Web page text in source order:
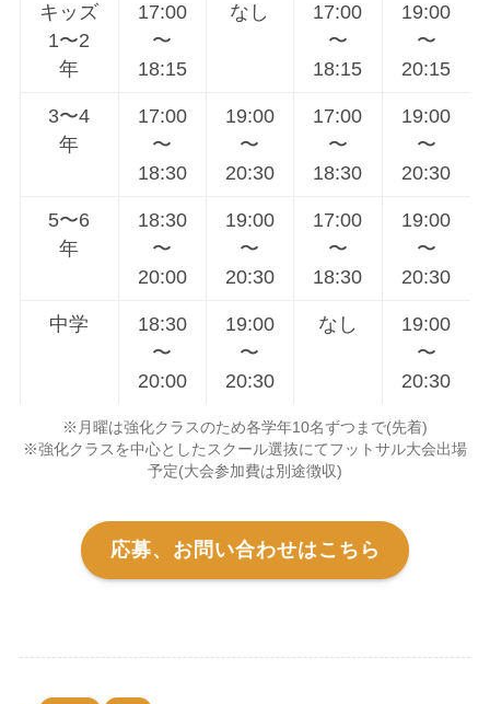
キッズ
1〜2
年
17:00
〜
18:15
なし
17:00
〜
18:15
19:00
〜
20:15
3〜4
年
17:00
〜
18:30
19:00
〜
20:30
17:00
〜
18:30
19:00
〜
20:30
5〜6
年
18:30
〜
20:00
19:00
〜
20:30
17:00
〜
18:30
19:00
〜
20:30
中学
18:30
〜
20:00
19:00
〜
20:30
なし
19:00
〜
20:30
※月曜は強化クラスのため各学年10名ずつまで(先着)
※強化クラスを中心としたスクール選抜にてフットサル大会出場
予定(大会参加費は別途徴収)
応募、お問い合わせはこちら